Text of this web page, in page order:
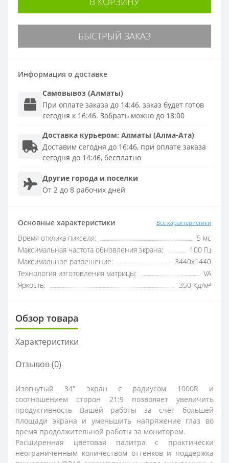
БЫСТРЫЙ ЗАКАЗ
Информация о доставке
Самовывоз (Алматы)
При оплате заказа до 14:46, заказ будет готов
сегодня к 16:46. Забрать можно до 18:00
Доставка курьером: Алматы (Алма-Ата)
Доставим сегодня до 16:46, при оплате заказа
сегодня до 14:46, бесплатно
Другие города и поселки
От 2 до 8 рабочих дней
Основные характеристики Все характеристики
Время отклика пикселя:
5 мс
Максимальная частота обновления экрана:
100 Гц
Максимальное разрешение:
3440x1440
Технология изготовления матрицы:
VA
Яркость:
350 Кд/м²
Обзор товара
Характеристики
Отзывов (0)
Изогнутый 34" экран с радиусом 1000R и
соотношением сторон 21:9 позволяет увеличить
продуктивность Вашей работы за счёт большей
площади экрана и уменьшить напряжение глаз во
время продолжительной работы за монитором.
Расширенная цветовая палитра с практически
неограниченным количеством оттенков и поддержка